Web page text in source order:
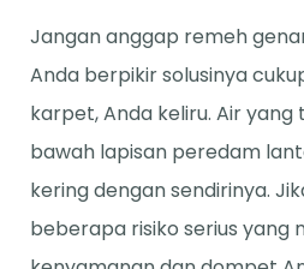
Jangan anggap remeh
Anda berpikir solusinya
karpet, Anda keliru. Air
bawah lapisan peredam
kering dengan sendirinya.
beberapa risiko serius yang